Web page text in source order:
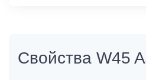
Свойства W45